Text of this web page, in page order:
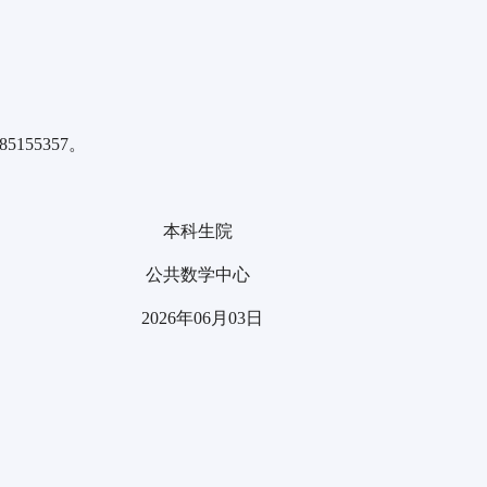
。
本科生院
公共数学中心
2026年06月03日